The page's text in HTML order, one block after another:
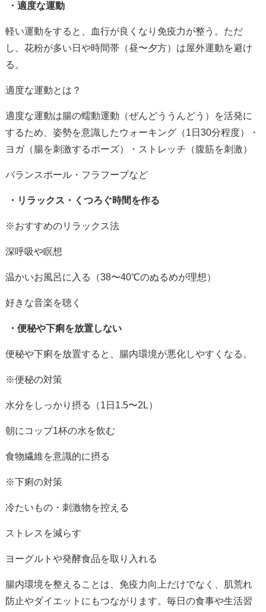
・ 適度な運動
軽い運動をすると、血行が良くなり免疫力が整う。ただ
し、花粉が多い日や時間帯（昼〜夕方）は屋外運動を避け
る。
適度な運動とは？
適度な運動は腸の蠕動運動（ぜんどううんどう）を活発に
するため、姿勢を意識したウォーキング（1 日 30分程度）・
ヨガ（腸を刺激するポーズ）・ストレッチ（腹筋を刺激）
バランスポール・フラフープなど
・ リラックス・くつろぐ時間を作る
※おすすめのリラックス法
深呼吸や瞑想
温かいお風呂に入る（38〜40℃のぬるめが理想）
好きな音楽を聴く
・ 便秘や下痢を放置しない
便秘や下痢を放置すると、腸内環境が悪化しやすくなる。
※便秘の対策
水分をしっかり摂る（1 日 1.5〜2L）
朝にコップ1杯の水を飲む
食物繊維を意識的に摂る
※下痢の対策
冷たいもの・刺激物を控える
ストレスを減らす
ヨーグルトや発酵食品を取り入れる
腸内環境を整えることは、免疫力向上だけでなく、肌荒れ
防止やダイエットにもつながります。毎日の食事や生活習